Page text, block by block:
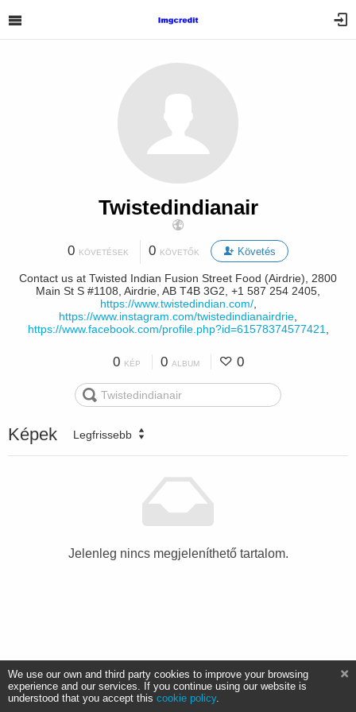
Twistedindianair
0 KÖVETÉSEK 0 KÖVETŐK Követés
Contact us at Twisted Indian Fusion Street Food (Airdrie), 2800
Main St S #1108, Airdrie, AB T4B 3G2, +1 587 254 2405,
https://www.twistedindian.com/,
https://www.instagram.com/twistedindianairdrie
https://www.facebook.com/profile.php?id=61578374577421
0 KÉP 0 ALBUM 0
Képek Legfrissebb
Jelenleg nincs megjeleníthető tartalom.
We use our own and third party cookies to improve your browsing
experience and our services. If you continue using our website is
understood that you accept this cookie policy.